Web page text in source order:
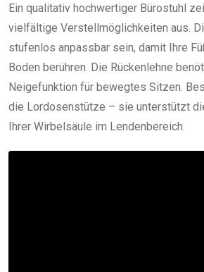
Ein qualitativ hochwertiger Bürostuhl
vielfältige Verstellmöglichkeiten aus.
stufenlos anpassbar sein, damit Ihre
Boden berühren. Die Rückenlehne
Neigefunktion für bewegtes Sitzen.
die Lordosenstütze – sie unterstützt
Ihrer Wirbelsäule im Lendenbereich.